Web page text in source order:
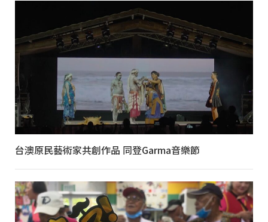
台澳原民藝術家共創作品 同登Garma音樂節